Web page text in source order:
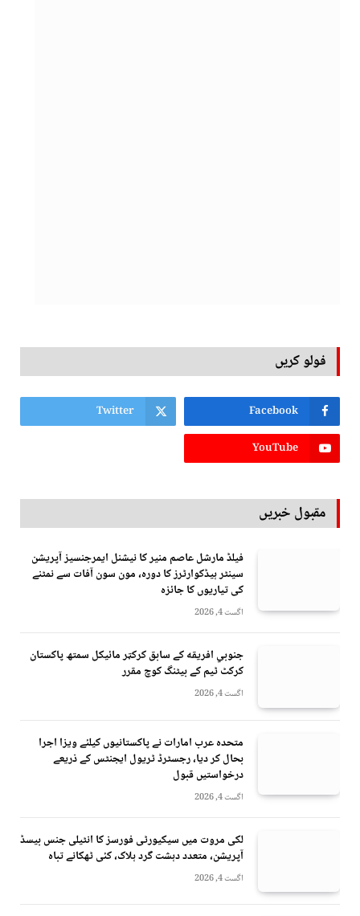
فولو کریں
Facebook
Twitter
YouTube
مقبول خبریں
فیلڈ مارشل عاصم منیر کا نیشنل ایمرجنسیز آپریشن
سینٹر ہیڈکوارٹرز کا دورہ، مون سون آفات سے نمٹنے
کی تیاریوں کا جائزہ
اگست 4, 2026
جنوبي افريقه کے سابق کرکټر مائیکل سمتھ پاکستان
کرکٹ ٹیم کے بیٹنگ کوچ مقرر
اگست 4, 2026
متحدہ عرب امارات نے پاکستانیوں کیلئے ویزا اجرا
بحال کر دیا، رجسٹرڈ ٹریول ایجنٹس کے ذریعے
درخواستیں قبول
اگست 4, 2026
لکی مروت میں سیکیورٹی فورسز کا انٹیلی جنس بیسڈ
آپریشن، متعدد دہشت گرد ہلاک، کئی ٹھکانے تباہ
اگست 4, 2026